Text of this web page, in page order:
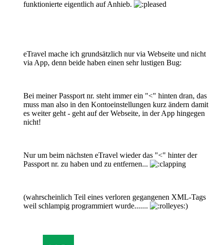
funktionierte eigentlich auf Anhieb.
eTravel mache ich grundsätzlich nur via Webseite und nicht
via App, denn beide haben einen sehr lustigen Bug:
Bei meiner Passport nr. steht immer ein "<" hinten dran, das
muss man also in den Kontoeinstellungen kurz ändern damit
es weiter geht - geht auf der Webseite, in der App hingegen
nicht!
Nur um beim nächsten eTravel wieder das "<" hinter der
Passport nr. zu haben und zu entfernen...
(wahrscheinlich Teil eines verloren gegangenen XML-Tags
weil schlampig programmiert wurde.......
)